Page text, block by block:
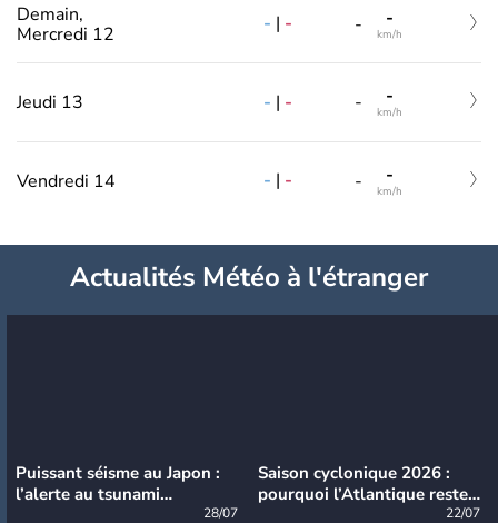
Demain,
Mercredi 12
- | - - -
km/h
Jeudi 13 - | - - -
km/h
Vendredi 14 - | - - -
km/h
Actualités Météo à l'étranger
Puissant séisme au Japon :
l’alerte au tsunami
28/07
Saison cyclonique 2026 :
pourquoi l’Atlantique reste
22/07